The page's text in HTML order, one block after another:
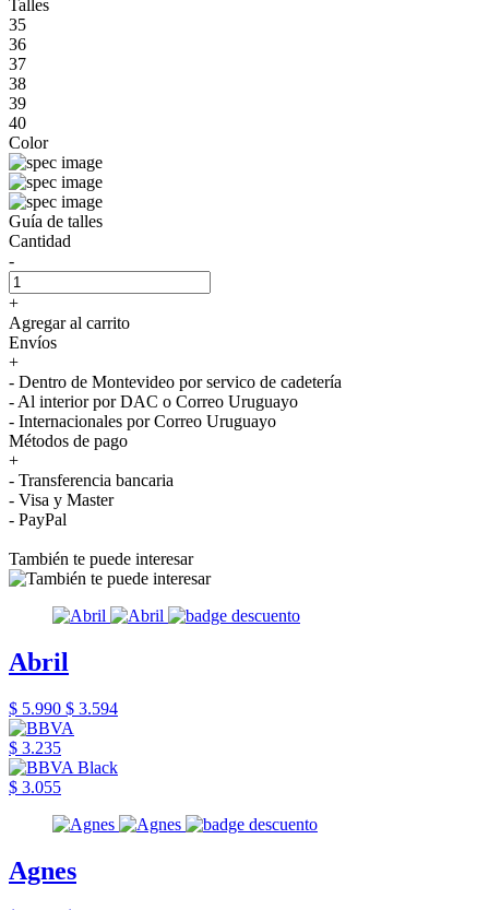
Talles
35
36
37
38
39
40
Color
Guía de talles
Cantidad
-
+
Agregar al carrito
Envíos
+
- Dentro de Montevideo por servico de cadetería
- Al interior por DAC o Correo Uruguayo
- Internacionales por Correo Uruguayo
Métodos de pago
+
- Transferencia bancaria
- Visa y Master
- PayPal
También te puede interesar
Abril
$ 5.990 $ 3.594
$ 3.235
$ 3.055
Agnes